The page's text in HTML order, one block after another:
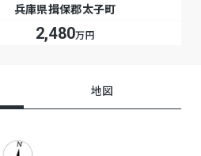
兵庫県揖保郡太子町
2,480万円
地図